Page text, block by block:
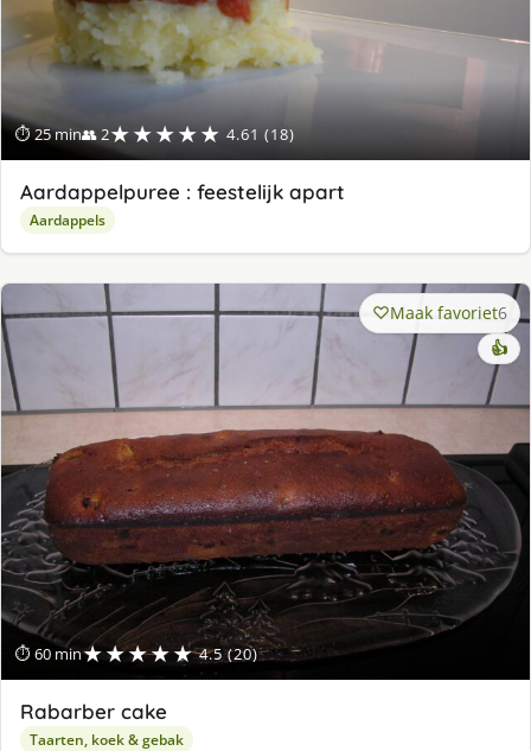
⏱ 25 min👥 2★★★★★ 4.61 (18)
Aardappelpuree : feestelijk apart
Aardappels
⏱ 60 min★★★★★ 4.5 (20)
Maak favoriet6
👍
Rabarber cake
Taarten, koek & gebak